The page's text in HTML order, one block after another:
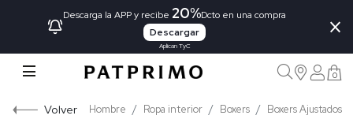
Descarga la APP y recibe 20%Dcto en una compra
Descargar
Aplican TyC
×
0
Volver Hombre Ropa interior Boxers Boxers Ajustados